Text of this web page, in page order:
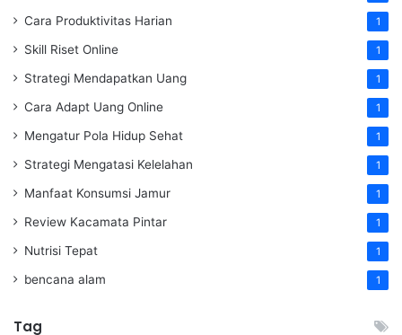
Cara Produktivitas Harian 1
Skill Riset Online 1
Strategi Mendapatkan Uang 1
Cara Adapt Uang Online 1
Mengatur Pola Hidup Sehat 1
Strategi Mengatasi Kelelahan 1
Manfaat Konsumsi Jamur 1
Review Kacamata Pintar 1
Nutrisi Tepat 1
bencana alam 1
Tag